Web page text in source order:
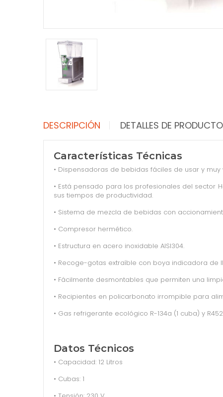
DESCRIPCIÓN DETALLES DE PRODUCTO
Características Técnicas
• Dispensadoras de bebidas fáciles de usar y
• Está pensado para los profesionales del sector
sus tiempos de productividad.
• Sistema de mezcla de bebidas con
• Compresor hermético.
• Estructura en acero inoxidable AISI304.
• Recoge-gotas extraíble con boya indicadora de
• Fácilmente desmontables que permiten una
• Recipientes en policarbonato irrompible para
• Gas refrigerante ecológico R-134a (1 cuba) y
Datos Técnicos
• Capacidad: 12 Litros
• Cubas: 1